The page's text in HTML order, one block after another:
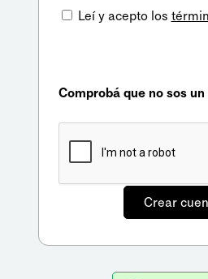
Leí y acepto los
Comprobá que no sos